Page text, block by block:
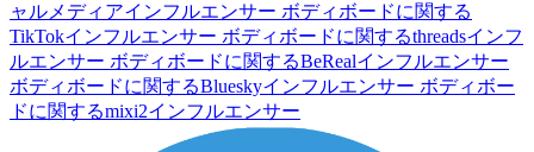
ャルメディアインフルエンサー ボディボードに関する
TikTokインフルエンサー ボディボードに関するthreadsインフ
ルエンサー ボディボードに関するBeRealインフルエンサー
ボディボードに関するBlueskyインフルエンサー ボディボー
ドに関するmixi2インフルエンサー